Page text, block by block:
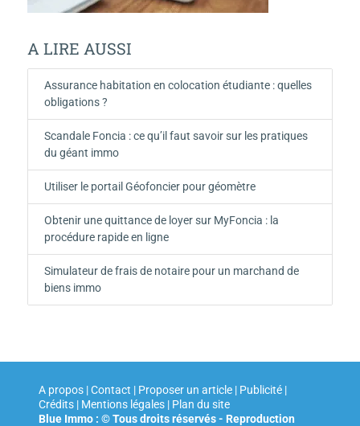
A LIRE AUSSI
Assurance habitation en colocation étudiante : quelles
obligations ?
Scandale Foncia : ce qu’il faut savoir sur les pratiques
du géant immo
Utiliser le portail Géofoncier pour géomètre
Obtenir une quittance de loyer sur MyFoncia : la
procédure rapide en ligne
Simulateur de frais de notaire pour un marchand de
biens immo
A propos | Contact | Proposer un article | Publicité |
Crédits | Mentions légales | Plan du site
Blue Immo : © Tous droits réservés - Reproduction